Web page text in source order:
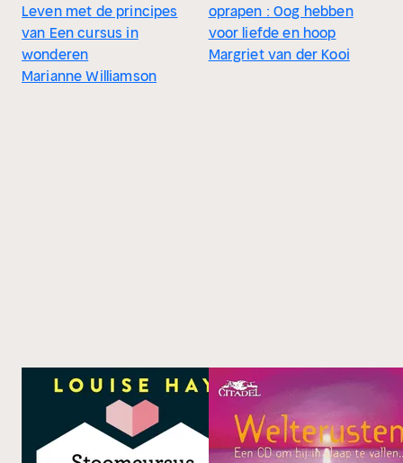
Leven met de principes
van Een cursus in
wonderen
Marianne Williamson
oprapen : Oog hebben
voor liefde en hoop
Margriet van der Kooi